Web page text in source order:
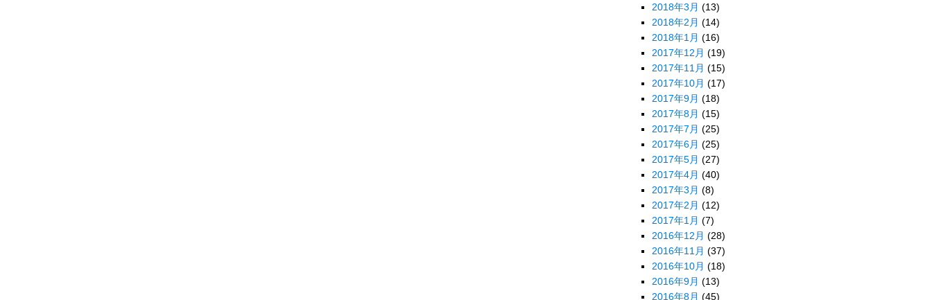
2018年3月 (13)
2018年2月 (14)
2018年1月 (16)
2017年12月 (19)
2017年11月 (15)
2017年10月 (17)
2017年9月 (18)
2017年8月 (15)
2017年7月 (25)
2017年6月 (25)
2017年5月 (27)
2017年4月 (40)
2017年3月 (8)
2017年2月 (12)
2017年1月 (7)
2016年12月 (28)
2016年11月 (37)
2016年10月 (18)
2016年9月 (13)
2016年8月 (45)